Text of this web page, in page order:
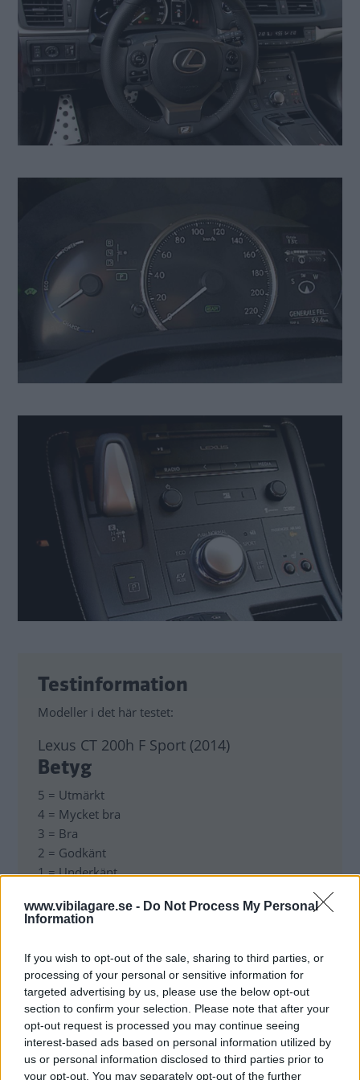
www.vibilagare.se - Do Not Process My Personal
Information
If you wish to opt-out of the sale, sharing to third parties, or
processing of your personal or sensitive information for
targeted advertising by us, please use the below opt-out
section to confirm your selection. Please note that after your
opt-out request is processed you may continue seeing
interest-based ads based on personal information utilized by
us or personal information disclosed to third parties prior to
your opt-out. You may separately opt-out of the further
Testinformation
Modeller i det här testet:
Lexus CT 200h F Sport (2014)
Betyg
5 = Utmärkt
4 = Mycket bra
3 = Bra
2 = Godkänt
1 = Underkänt
LEXUS CT 200H F SPORT
PRIS, FRÅN KR: 297 900.
MODELL: Kompakt bensin/el-hybrid.
SÄLJSTART: Nu.